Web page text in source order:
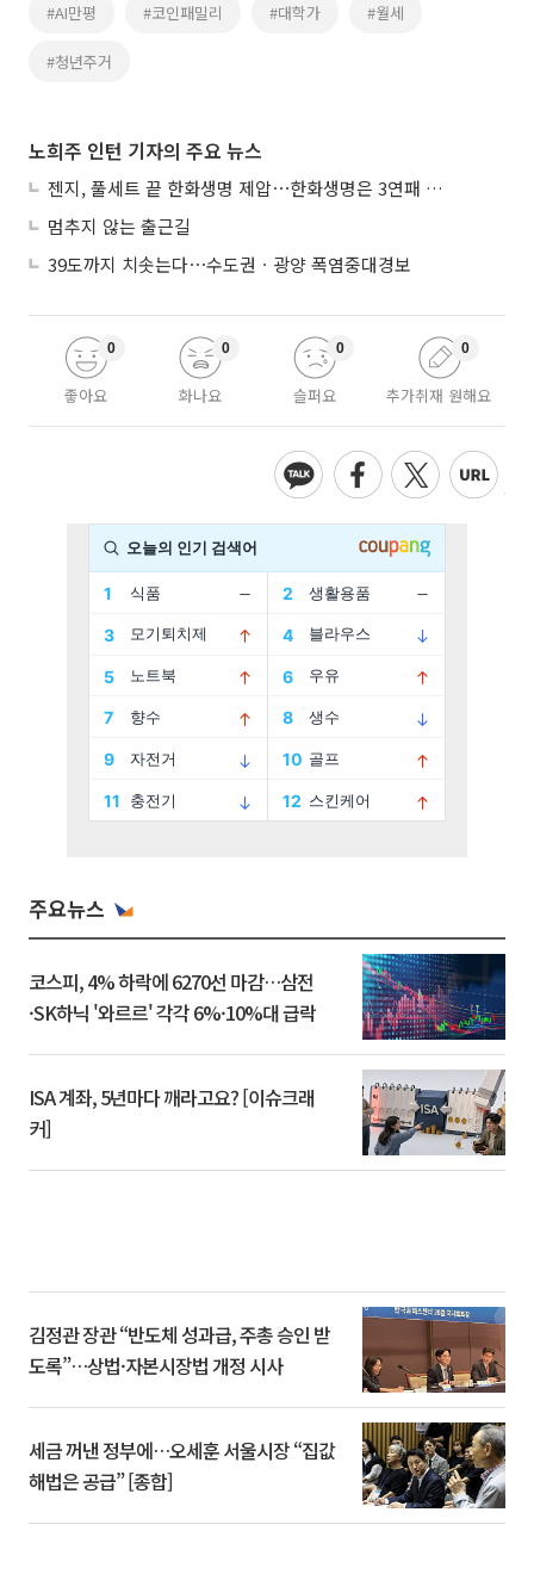
#AI만평 #코인패밀리 #대학가 #월세
#청년주거
노희주 인턴 기자의 주요 뉴스
젠지, 풀세트 끝 한화생명 제압⋯한화생명은 3연패 수렁
멈추지 않는 출근길
39도까지 치솟는다⋯수도권ㆍ광양 폭염중대경보
좋아요
0
화나요
0
슬퍼요
0
추가취재 원해요
0
주요뉴스
코스피, 4% 하락에 6270선 마감…삼전
·SK하닉 '와르르' 각각 6%·10%대 급락
ISA 계좌, 5년마다 깨라고요? [이슈크래
커]
김정관 장관 “반도체 성과급, 주총 승인 받
도록”…상법·자본시장법 개정 시사
세금 꺼낸 정부에…오세훈 서울시장 “집값
해법은 공급” [종합]